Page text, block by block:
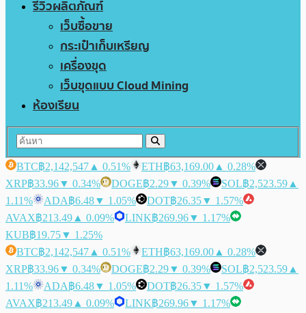
รีวิวผลิตภัณฑ์
เว็บซื้อขาย
กระเป๋าเก็บเหรียญ
เครื่องขุด
เว็บขุดแบบ Cloud Mining
ห้องเรียน
BTC฿2,142,547 ▲ 0.51% ETH฿63,169.00 ▲ 0.28%
XRP฿33.96▼ 0.34% DOGE฿2.29▼ 0.39% SOL฿2,523.59 ▲
1.11%
ADA฿6.48▼ 1.05% DOT฿26.35▼ 1.57%
AVAX฿213.49 ▲ 0.09% LINK฿269.96▼ 1.17%
KUB฿19.75▼ 1.25%
BTC฿2,142,547 ▲ 0.51% ETH฿63,169.00 ▲ 0.28%
XRP฿33.96▼ 0.34% DOGE฿2.29▼ 0.39% SOL฿2,523.59 ▲
1.11%
ADA฿6.48▼ 1.05% DOT฿26.35▼ 1.57%
AVAX฿213.49 ▲ 0.09% LINK฿269.96▼ 1.17%